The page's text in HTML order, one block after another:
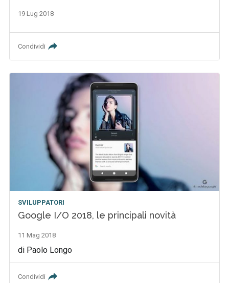
19 Lug 2018
Condividi
SVILUPPATORI
Google I/O 2018, le principali novità
11 Mag 2018
di Paolo Longo
Condividi